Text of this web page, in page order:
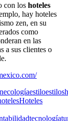
con los hoteles
hay hoteles
zen, en su
como
en las
a sus clientes o
ecologíaestiloestilos
Hoteles
tecnología